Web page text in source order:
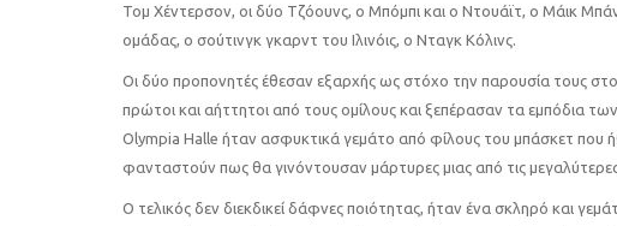
Τομ Χέντερσον, οι δύο Τζόουνς, ο Μπόμπι και ο Ντουάϊτ, ο Μάικ
ομάδας, ο σούτινγκ γκαρντ του Ιλινόις, ο Νταγκ Κόλινς.
Οι δύο προπονητές έθεσαν εξαρχής ως στόχο την παρουσία τους
πρώτοι και αήττητοι από τους ομίλους και ξεπέρασαν τα εμπόδια
Olympia Halle ήταν ασφυκτικά γεμάτο από φίλους του μπάσκετ που
φανταστούν πως θα γινόντουσαν μάρτυρες μιας από τις
Ο τελικός δεν διεκδικεί δάφνες ποιότητας, ήταν ένα σκληρό και